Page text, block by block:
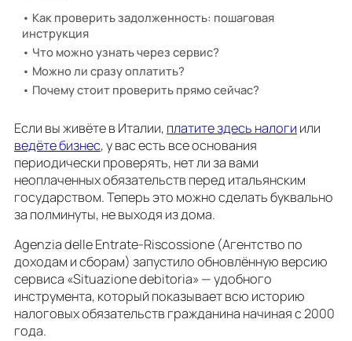
Как проверить задолженность: пошаговая
инструкция
Что можно узнать через сервис?
Можно ли сразу оплатить?
Почему стоит проверить прямо сейчас?
Если вы живёте в Италии, платите здесь налоги или
ведёте бизнес, у вас есть все основания
периодически проверять, нет ли за вами
неоплаченных обязательств перед итальянским
государством. Теперь это можно сделать буквально
за полминуты, не выходя из дома.
Agenzia delle Entrate-Riscossione (Агентство по
доходам и сборам) запустило обновлённую версию
сервиса «Situazione debitoria» — удобного
инструмента, который показывает всю историю
налоговых обязательств гражданина начиная с 2000
года.